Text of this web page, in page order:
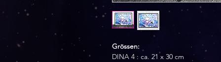
Grössen:
DINA 4 : ca. 21 x 30 cm